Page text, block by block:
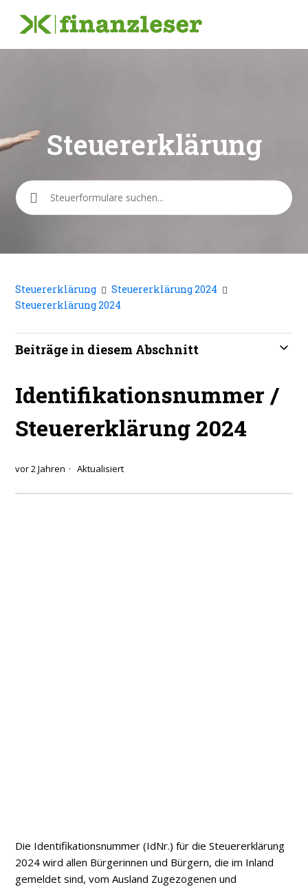
Steuererklärung
Suche
Steuererklärung
Steuererklärung 2024
Steuererklärung 2024
Beiträge in diesem Abschnitt
Identifikationsnummer /
Steuererklärung 2024
vor 2 Jahren Aktualisiert
Die Identifikationsnummer (IdNr.) für die Steuererklärung
2024 wird allen Bürgerinnen und Bürgern, die im Inland
gemeldet sind, vom Ausland Zugezogenen und